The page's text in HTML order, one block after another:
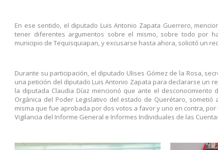
En ese sentido, el diputado Luis Antonio Zapata Guerrero,
tener diferentes argumentos sobre el mismo, sobre todo por
municipio de Tequisquiapan, y excusarse hasta ahora, solicitó un
Durante su participación, el diputado Ulises Gómez de la Rosa,
una petición del diputado Luis Antonio Zapata para declararse un
la diputada Claudia Díaz mencionó que ante el
Orgánica del Poder Legislativo del estado de Querétaro,
misma que fue aprobada por dos votos a favor y uno en contra,
Vigilancia del Informe General e Informes Individuales de las